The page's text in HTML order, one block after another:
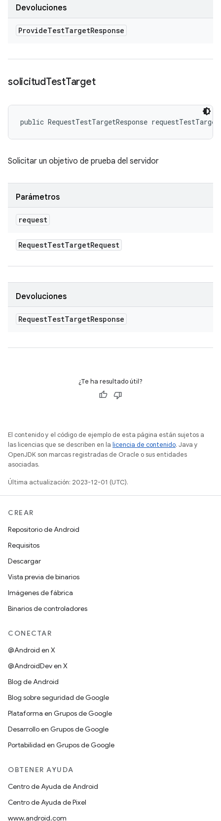
Devoluciones
ProvideTestTargetResponse
solicitudTestTarget
public RequestTestTargetResponse
Solicitar un objetivo de prueba del servidor
Parámetros
request
RequestTestTargetRequest
Devoluciones
RequestTestTargetResponse
¿Te ha resultado útil?
El contenido y el código de ejemplo de esta página están sujetos a
las licencias que se describen en la licencia de contenido. Java y
OpenJDK son marcas registradas de Oracle o sus entidades
asociadas.
Última actualización: 2023-12-01 (UTC).
CREAR
Repositorio de Android
Requisitos
Descargar
Vista previa de binarios
Imágenes de fábrica
Binarios de controladores
CONECTAR
@Android en X
@AndroidDev en X
Blog de Android
Blog sobre seguridad de Google
Plataforma en Grupos de Google
Desarrollo en Grupos de Google
Portabilidad en Grupos de Google
OBTENER AYUDA
Centro de Ayuda de Android
Centro de Ayuda de Pixel
www.android.com